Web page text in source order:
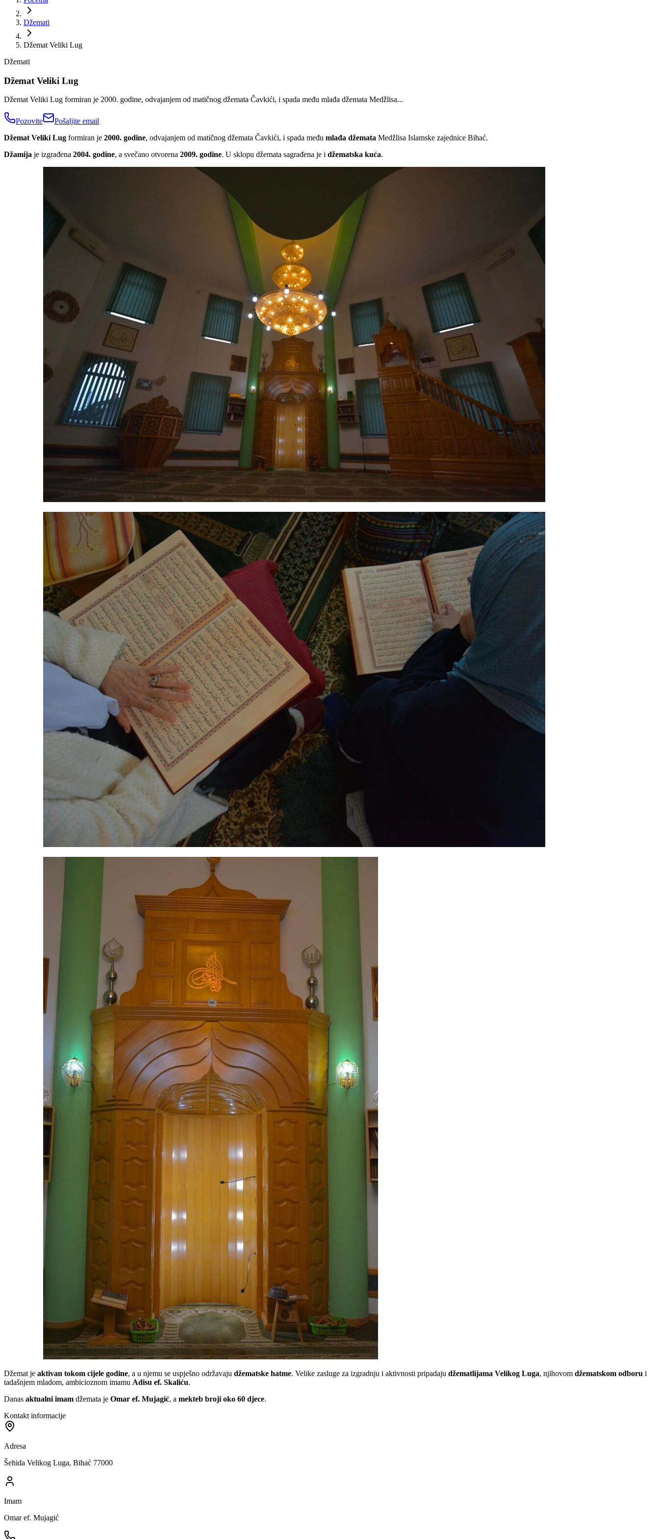
Džemati
Džemat Veliki Lug
Džemati
Džemat Veliki Lug
Džemat Veliki Lug formiran je 2000. godine, odvajanjem od matičnog džemata Čavkići, i spada među mlađa džemata Medžlisa...
Pozovite
Pošaljite email
Džemat Veliki Lug formiran je 2000. godine, odvajanjem od matičnog džemata Čavkići, i spada među mlađa džemata Medžlisa Islamske zajednice Bihać.
Džamija je izgrađena 2004. godine, a svečano otvorena 2009. godine. U sklopu džemata sagrađena je i džematska kuća.
Džemat je aktivan tokom cijele godine, a u njemu se uspješno održavaju džematske hatme. Velike zasluge za izgradnju i aktivnosti pripadaju džematlijama Velikog Luga, njihovom džematskom odboru i
tadašnjem mladom, ambicioznom imamu Adisu ef. Skaliću.
Danas aktualni imam džemata je Omar ef. Mujagić, a mekteb broji oko 60 djece.
Kontakt informacije
Adresa
Šehida Velikog Luga, Bihać 77000
Imam
Omar ef. Mujagić